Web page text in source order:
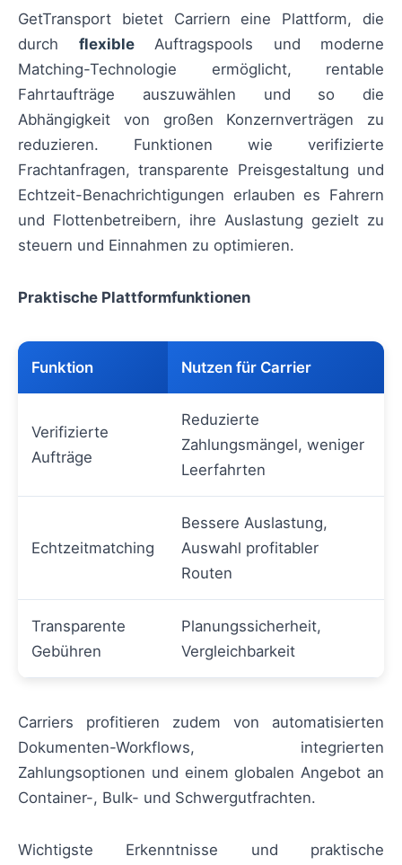
GetTransport bietet Carriern eine Plattform, die
durch flexibleAuftragspools und moderne
Matching-Technologie ermöglicht, rentable
Fahrtaufträge auszuwählen und so die
Abhängigkeit von großen Konzernverträgen zu
reduzieren. Funktionen wie verifizierte
Frachtanfragen, transparente Preisgestaltung und
Echtzeit-Benachrichtigungen erlauben es Fahrern
und Flottenbetreibern, ihre Auslastung gezielt zu
steuern und Einnahmen zu optimieren.
Praktische Plattformfunktionen
Funktion Nutzen für Carrier
Verifizierte
Aufträge
Reduzierte
Zahlungsmängel, weniger
Leerfahrten
Echtzeitmatching
Bessere Auslastung,
Auswahl profitabler
Routen
Transparente
Gebühren
Planungssicherheit,
Vergleichbarkeit
Carriers profitieren zudem von automatisierten
Dokumenten-Workflows, integrierten
Zahlungsoptionen und einem globalen Angebot an
Container-, Bulk- und Schwergutfrachten.
Wichtigste Erkenntnisse und praktische